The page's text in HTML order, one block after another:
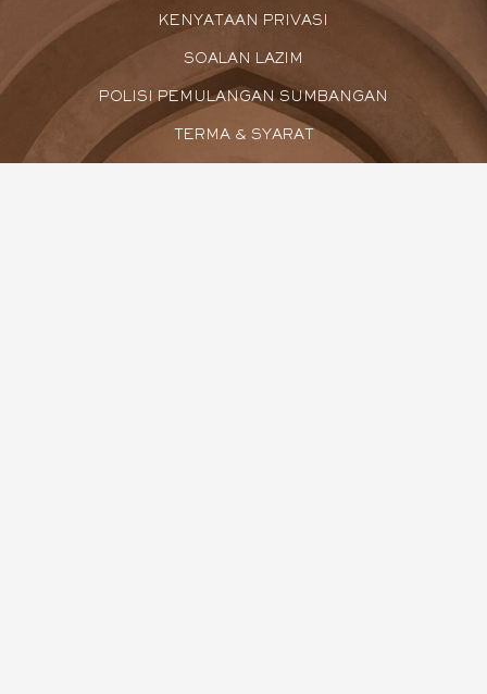
KENYATAAN PRIVASI
SOALAN LAZIM
POLISI PEMULANGAN SUMBANGAN
TERMA & SYARAT